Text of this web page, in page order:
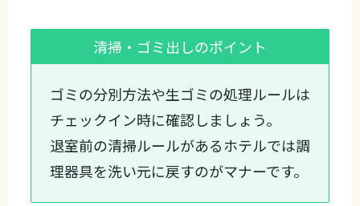
清掃・ゴミ出しのポイント
ゴミの分別方法や生ゴミの処理ルールは
チェックイン時に確認しましょう。
退室前の清掃ルールがあるホテルでは調
理器具を洗い元に戻すのがマナーです。